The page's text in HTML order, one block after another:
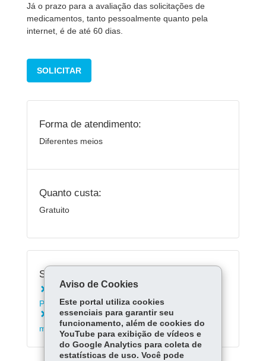
Já o prazo para a avaliação das solicitações de
medicamentos, tanto pessoalmente quanto pela
internet, é de até 60 dias.
SOLICITAR
Forma de atendimento:
Diferentes meios
Quanto custa:
Gratuito
Serviços Relacionados:
Paraná
Reagendar horário para retirada de
medicamentos na Farmácia do Paraná
Aviso de Cookies
Este portal utiliza cookies
essenciais para garantir seu
funcionamento, além de cookies do
YouTube para exibição de vídeos e
do Google Analytics para coleta de
estatísticas de uso. Você pode